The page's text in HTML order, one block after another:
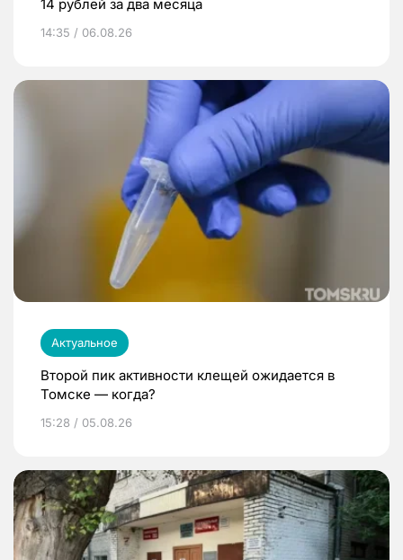
14 рублей за два месяца
14:35 / 06.08.26
Актуальное
Второй пик активности клещей ожидается в
Томске — когда?
15:28 / 05.08.26